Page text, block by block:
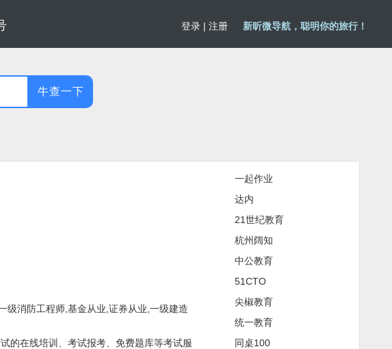
登录 | 注册 新昕微导航，聪明你的旅行！
牛查一下
级消防工程师,基金从业,证券从业,一级建造
的在线培训、考试报考、免费题库等考试服
一起作业
达内
21世纪教育
杭州阔知
中公教育
51CTO
尖椒教育
统一教育
同桌100